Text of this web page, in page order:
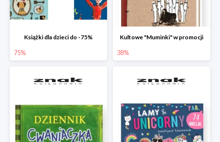
Książki dla dzieci do -75%
75%
Kultowe "Muminki" w promocji
38%